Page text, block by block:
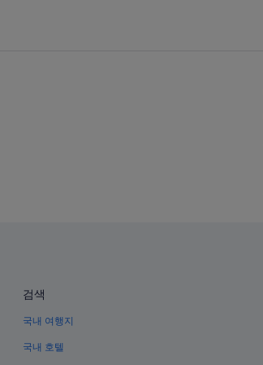
검색
국내 여행지
국내 호텔